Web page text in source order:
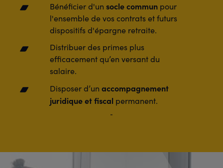
Bénéficier d'un socle commun pour
l'ensemble de vos contrats et futurs
dispositifs d'épargne retraite.
Distribuer des primes plus
efficacement qu’en versant du
salaire.
Disposerd’un accompagnement
juridique et fiscal permanent.